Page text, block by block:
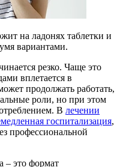
на ладонях таблетки и
вариантами.
резко. Чаще это
вплетается в
продолжать работать,
роли, но при этом
В лечении
госпитализация,
профессиональной
– это формат